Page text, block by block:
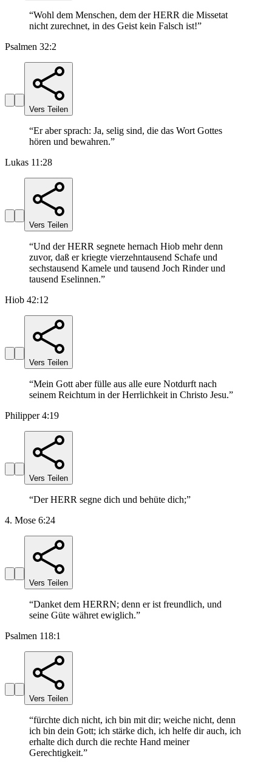
“Wohl dem Menschen, dem der HERR die Missetat
nicht zurechnet, in des Geist kein Falsch ist!”
Psalmen 32:2
Vers Teilen
“Er aber sprach: Ja, selig sind, die das Wort Gottes
hören und bewahren.”
Lukas 11:28
Vers Teilen
“Und der HERR segnete hernach Hiob mehr denn
zuvor, daß er kriegte vierzehntausend Schafe und
sechstausend Kamele und tausend Joch Rinder und
tausend Eselinnen.”
Hiob 42:12
Vers Teilen
“Mein Gott aber fülle aus alle eure Notdurft nach
seinem Reichtum in der Herrlichkeit in Christo Jesu.”
Philipper 4:19
Vers Teilen
“Der HERR segne dich und behüte dich;”
4. Mose 6:24
Vers Teilen
“Danket dem HERRN; denn er ist freundlich, und
seine Güte währet ewiglich.”
Psalmen 118:1
Vers Teilen
“fürchte dich nicht, ich bin mit dir; weiche nicht, denn
ich bin dein Gott; ich stärke dich, ich helfe dir auch, ich
erhalte dich durch die rechte Hand meiner
Gerechtigkeit.”